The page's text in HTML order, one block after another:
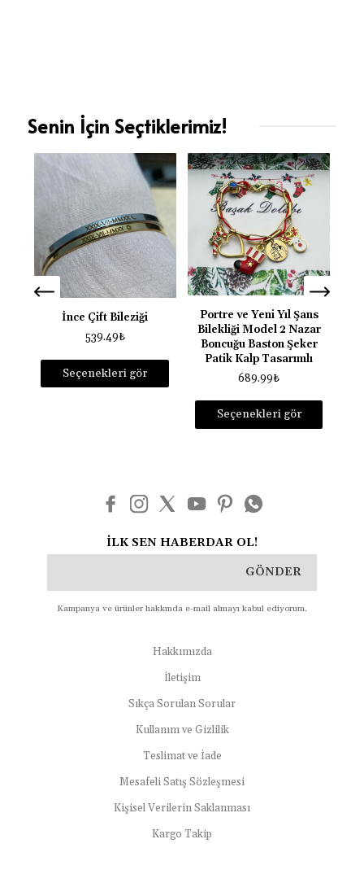
Senin İçin Seçtiklerimiz!
İnce Çift Bileziği
539.49₺
Seçenekleri gör
Portre ve Yeni Yıl Şans
Bilekliği Model 2 Nazar
Boncuğu Baston Şeker
Patik Kalp Tasarımlı
689.99₺
Seçenekleri gör
İLK SEN HABERDAR OL!
GÖNDER
Kampanya ve ürünler hakkında e-mail almayı kabul ediyorum.
Hakkımızda
İletişim
Sıkça Sorulan Sorular
Kullanım ve Gizlilik
Teslimat ve İade
Mesafeli Satış Sözleşmesi
Kişisel Verilerin Saklanması
Kargo Takip